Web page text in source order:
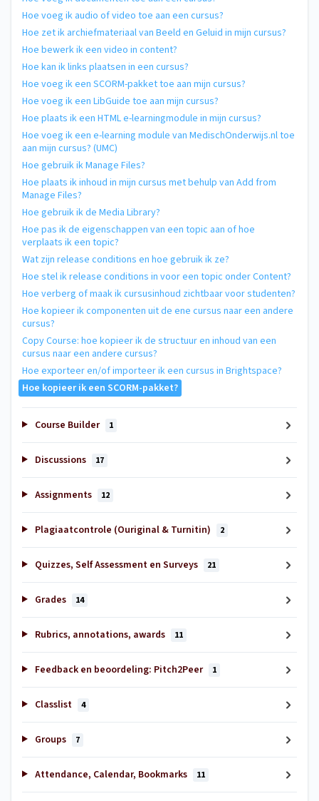
Hoe voeg ik audio of video toe aan een cursus?
Hoe zet ik archiefmateriaal van Beeld en Geluid in mijn cursus?
Hoe bewerk ik een video in content?
Hoe kan ik links plaatsen in een cursus?
Hoe voeg ik een SCORM-pakket toe aan mijn cursus?
Hoe voeg ik een LibGuide toe aan mijn cursus?
Hoe plaats ik een HTML e-learningmodule in mijn cursus?
Hoe voeg ik een e-learning module van MedischOnderwijs.nl toe
aan mijn cursus? (UMC)
Hoe gebruik ik Manage Files?
Hoe plaats ik inhoud in mijn cursus met behulp van Add from
Manage Files?
Hoe gebruik ik de Media Library?
Hoe pas ik de eigenschappen van een topic aan of hoe
verplaats ik een topic?
Wat zijn release conditions en hoe gebruik ik ze?
Hoe stel ik release conditions in voor een topic onder Content?
Hoe verberg of maak ik cursusinhoud zichtbaar voor studenten?
Hoe kopieer ik componenten uit de ene cursus naar een andere
cursus?
Copy Course: hoe kopieer ik de structuur en inhoud van een
cursus naar een andere cursus?
Hoe exporteer en/of importeer ik een cursus in Brightspace?
Hoe kopieer ik een SCORM-pakket?
Course Builder 1
Discussions 17
Assignments 12
Plagiaatcontrole (Ouriginal & Turnitin) 2
Quizzes, Self Assessment en Surveys 21
Grades 14
Rubrics, annotations, awards 11
Feedback en beoordeling: Pitch2Peer 1
Classlist 4
Groups 7
Attendance, Calendar, Bookmarks 11